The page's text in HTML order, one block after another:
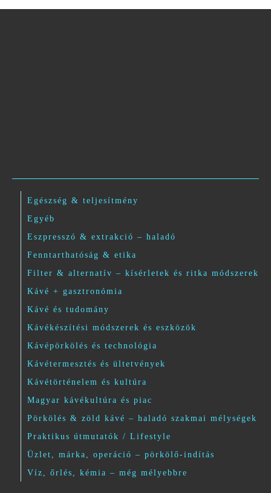
Egészség & teljesítmény
Egyéb
Eszpresszó & extrakció – haladó
Fenntarthatóság & etika
Filter & alternatív – kísérletek és ritka módszerek
Kávé + gasztronómia
Kávé és tudomány
Kávékészítési módszerek és eszközök
Kávépörkölés és technológia
Kávétermesztés és ültetvények
Kávétörténelem és kultúra
Magyar kávékultúra és piac
Pörkölés & zöld kávé – haladó szakmai mélységek
Praktikus útmutatók / Lifestyle
Üzlet, márka, operáció – pörkölő-indítás
Víz, őrlés, kémia – még mélyebbre